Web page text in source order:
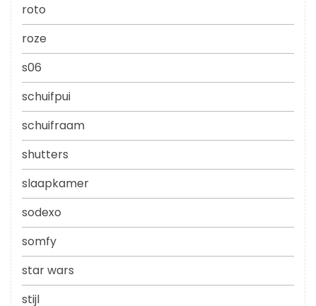
roto
roze
s06
schuifpui
schuifraam
shutters
slaapkamer
sodexo
somfy
star wars
stijl